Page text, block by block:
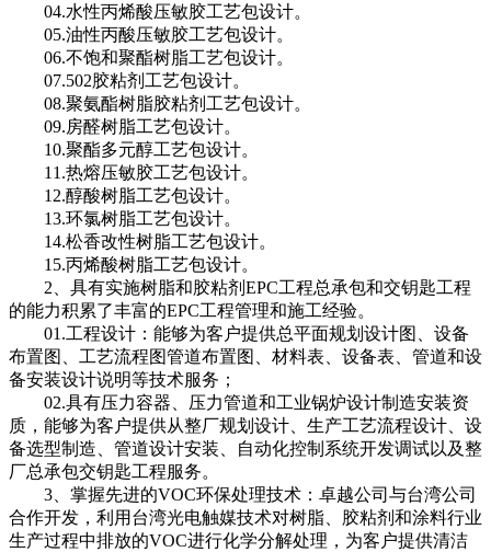
04.水性丙烯酸压敏胶工艺包设计。
05.油性丙酸压敏胶工艺包设计。
06.不饱和聚酯树脂工艺包设计。
07.502胶粘剂工艺包设计。
08.聚氨酯树脂胶粘剂工艺包设计。
09.房醛树脂工艺包设计。
10.聚酯多元醇工艺包设计。
11.热熔压敏胶工艺包设计。
12.醇酸树脂工艺包设计。
13.环氯树脂工艺包设计。
14.松香改性树脂工艺包设计。
15.丙烯酸树脂工艺包设计。
2、具有实施树脂和胶粘剂EPC工程总承包和交钥匙工程
的能力积累了丰富的EPC工程管理和施工经验。
01.工程设计：能够为客户提供总平面规划设计图、设备
布置图、工艺流程图管道布置图、材料表、设备表、管道和设
备安装设计说明等技术服务；
02.具有压力容器、压力管道和工业锅炉设计制造安装资
质，能够为客户提供从整厂规划设计、生产工艺流程设计、设
备选型制造、管道设计安装、自动化控制系统开发调试以及整
厂总承包交钥匙工程服务。
3、掌握先进的VOC环保处理技术：卓越公司与台湾公司
合作开发，利用台湾光电触媒技术对树脂、胶粘剂和涂料行业
生产过程中排放的VOC进行化学分解处理，为客户提供清洁